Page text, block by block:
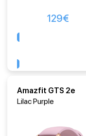
129€
Amazfit GTS 2e
Lilac Purple